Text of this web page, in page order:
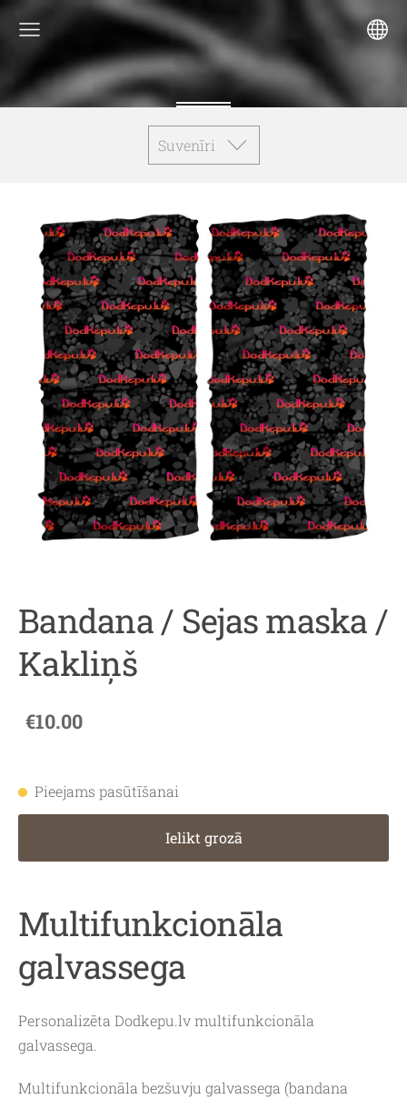
Suvenīri
Bandana / Sejas maska /
Kakliņš
€10.00
Pieejams pasūtīšanai
Ielikt grozā
Multifunkcionāla
galvassega
Personalizēta Dodkepu.lv multifunkcionāla
galvassega.
Multifunkcionāla bezšuvju galvassega (bandana